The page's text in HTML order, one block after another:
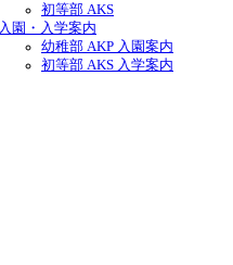
初等部 AKS
入園・入学案内
幼稚部 AKP 入園案内
初等部 AKS 入学案内